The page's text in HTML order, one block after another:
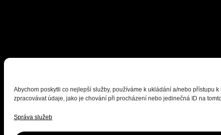
Abychom poskytli co nejlepší služby, používáme k ukládání a/nebo přístupu
zpracovávat údaje, jako je chování při procházení nebo jedinečná ID na
Správa služeb